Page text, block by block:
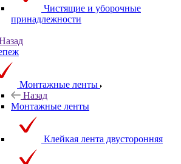
Чистящие и уборочные
принадлежности
Монтажные ленты
Назад
Монтажные ленты
Клейкая лента двусторонняя